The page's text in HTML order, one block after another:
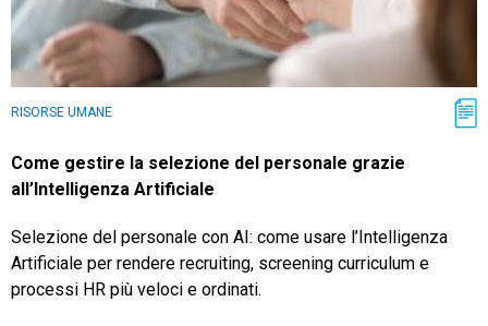
RISORSE UMANE
Come gestire la selezione del personale grazie
all’Intelligenza Artificiale
Selezione del personale con AI: come usare l’Intelligenza
Artificiale per rendere recruiting, screening curriculum e
processi HR più veloci e ordinati.